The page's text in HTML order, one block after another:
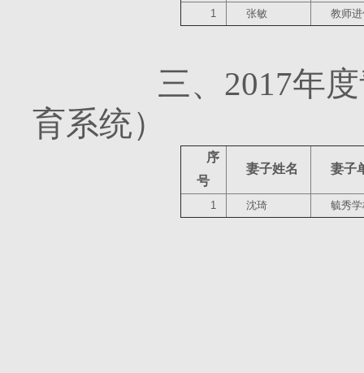
1 张敏 教师
三、 2017年
育系统）
序
号
妻子姓名 妻子
1 沈琦 毓秀学